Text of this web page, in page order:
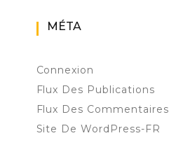
MÉTA
Connexion
Flux Des Publications
Flux Des Commentaires
Site De WordPress-FR